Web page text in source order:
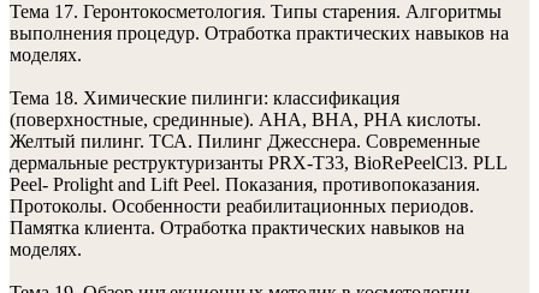
Тема 17. Геронтокосметология. Типы старения. Алгоритмы
выполнения процедур. Отработка практических навыков на
моделях.
Тема 18. Химические пилинги: классификация
(поверхностные, срединные). АHA, ВHА, PHA кислоты.
Желтый пилинг. ТСА. Пилинг Джесснера. Современные
дермальные реструктуризанты PRX-T33, BioRePeelCl3. PLL
Peel- Prolight and Lift Peel. Показания, противопоказания.
Протоколы. Особенности реабилитационных периодов.
Памятка клиента. Отработка практических навыков на
моделях.